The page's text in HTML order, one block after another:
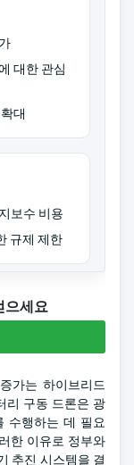
대한 관심
대
보수 비용
규제 제한
으세요
가는 하이브리드
리 구동 드론은 광
수행하는 데 필요
한 이유로 정부와
추진 시스템을 결